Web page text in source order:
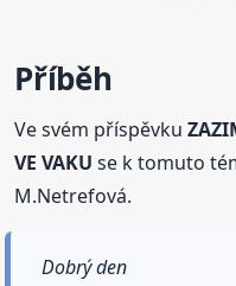
Příběh
Ve svém příspěvku
VE VAKU se k tomuto
M.Netrefová.
Dobrý den